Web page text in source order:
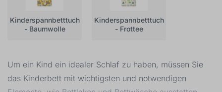
Kinderspannbetttuch
- Baumwolle
Kinderspannbetttuch
- Frottee
Um ein Kind ein idealer Schlaf zu haben, müssen Sie
das Kinderbett mit wichtigsten und notwendigen